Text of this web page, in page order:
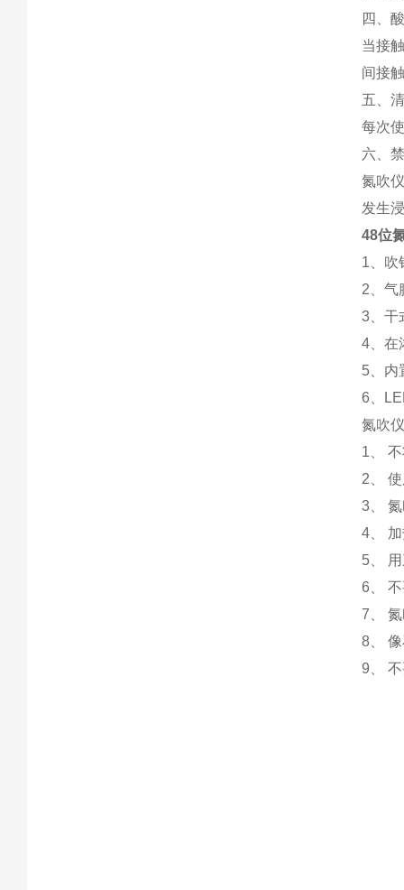
四、
当接
间接
五、
每次
六、
氮吹
发生
48位
1、吹
2、气
3、干
4、在
5、内
6、
氮吹
1、
2、
3、
4、
5、
6、
7、
8、
9、